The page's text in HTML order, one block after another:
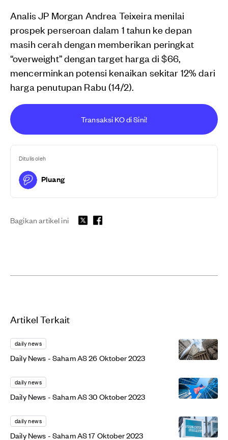
Analis JP Morgan Andrea Teixeira menilai
prospek perseroan dalam 1 tahun ke depan
masih cerah dengan memberikan peringkat
“overweight” dengan target harga di $66,
mencerminkan potensi kenaikan sekitar 12% dari
harga penutupan Rabu (14/2).
Transaksi KO di Sini!
Ditulis oleh
Pluang
Bagikan artikel ini
Artikel Terkait
daily news
Daily News - Saham AS 26 Oktober 2023
daily news
Daily News - Saham AS 30 Oktober 2023
daily news
Daily News - Saham AS 17 Oktober 2023